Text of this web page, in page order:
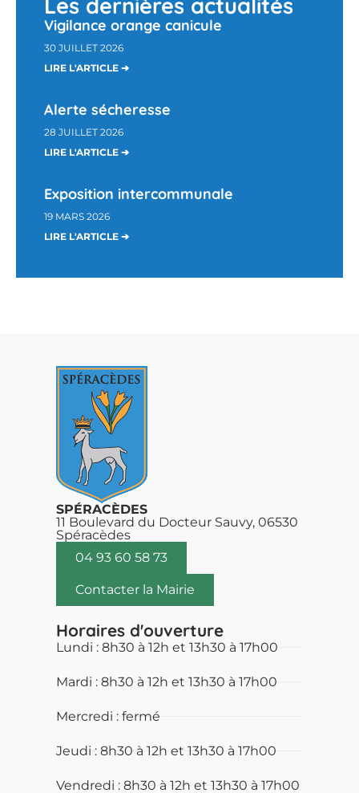
Vigilance orange canicule
30 JUILLET 2026
LIRE L'ARTICLE ➔
Alerte sécheresse
28 JUILLET 2026
LIRE L'ARTICLE ➔
Exposition intercommunale
19 MARS 2026
LIRE L'ARTICLE ➔
SPÉRACÈDES
11 Boulevard du Docteur Sauvy, 06530
Spéracèdes
04 93 60 58 73
Contacter la Mairie
Horaires d'ouverture
Lundi : 8h30 à 12h et 13h30 à 17h00
Mardi : 8h30 à 12h et 13h30 à 17h00
Mercredi : fermé
Jeudi : 8h30 à 12h et 13h30 à 17h00
Vendredi : 8h30 à 12h et 13h30 à 17h00